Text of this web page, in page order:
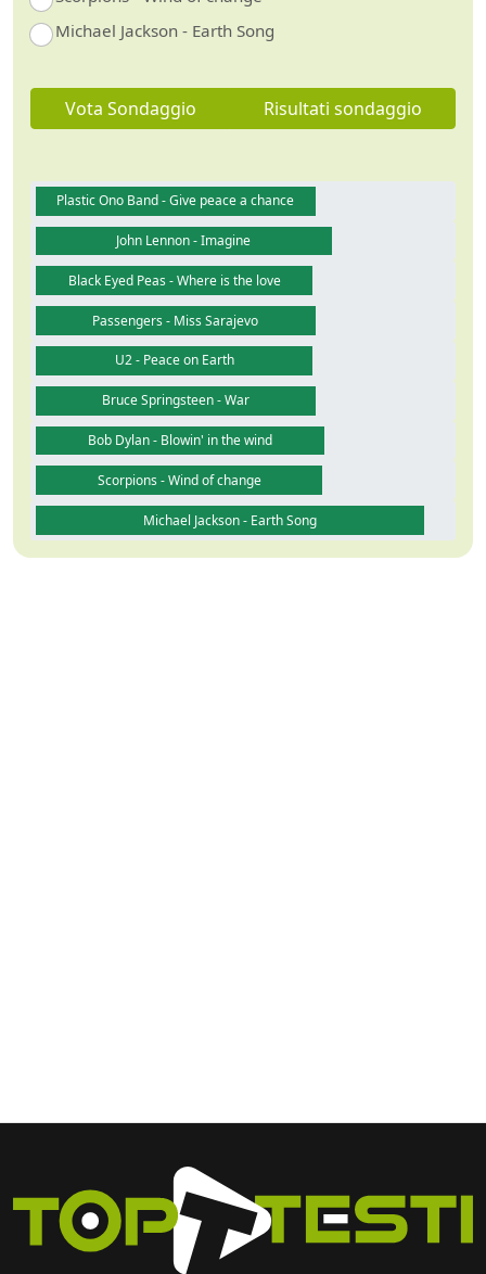
Michael Jackson - Earth Song
Vota Sondaggio Risultati sondaggio
Plastic Ono Band - Give peace a chance
John Lennon - Imagine
Black Eyed Peas - Where is the love
Passengers - Miss Sarajevo
U2 - Peace on Earth
Bruce Springsteen - War
Bob Dylan - Blowin' in the wind
Scorpions - Wind of change
Michael Jackson - Earth Song